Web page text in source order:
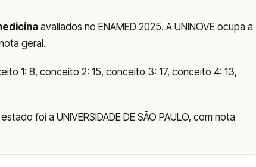
avaliados no ENAMED 2025. A UNINOVE ocupa a
geral.
1: 8, conceito 2: 15, conceito 3: 17, conceito 4: 13,
foi a UNIVERSIDADE DE SÃO PAULO, com nota